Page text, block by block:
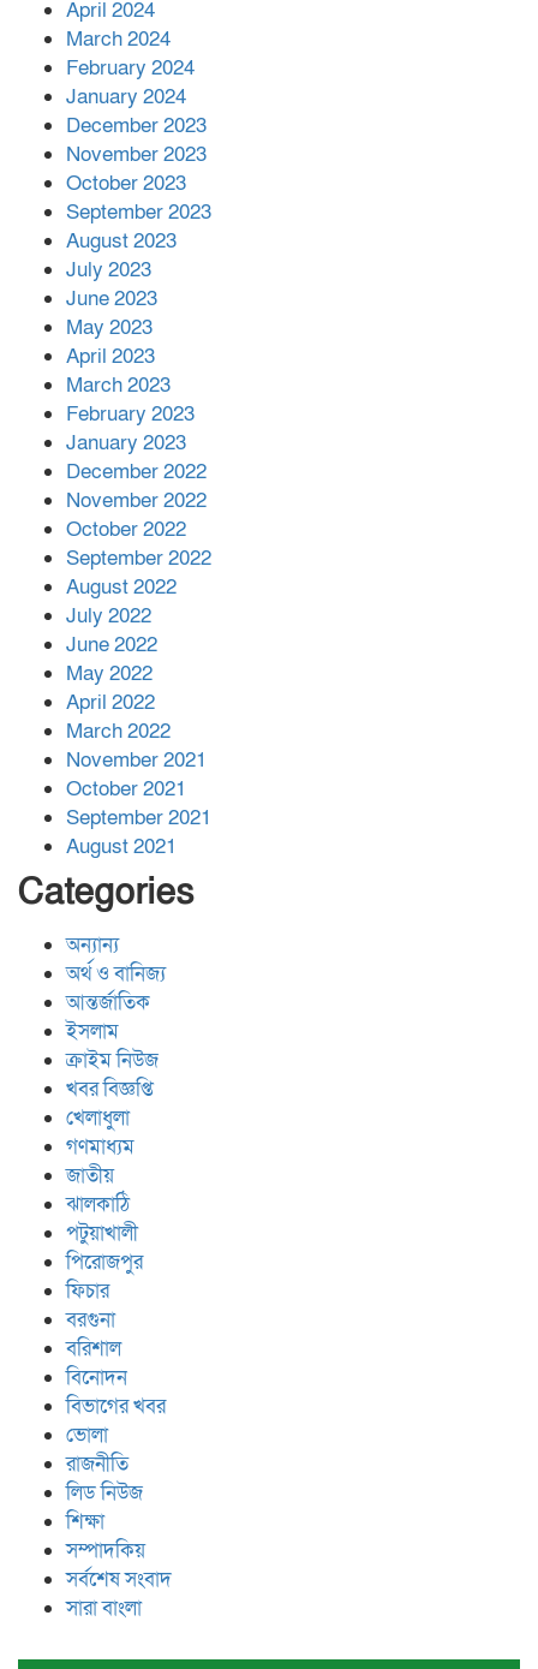
April 2024
March 2024
February 2024
January 2024
December 2023
November 2023
October 2023
September 2023
August 2023
July 2023
June 2023
May 2023
April 2023
March 2023
February 2023
January 2023
December 2022
November 2022
October 2022
September 2022
August 2022
July 2022
June 2022
May 2022
April 2022
March 2022
November 2021
October 2021
September 2021
August 2021
Categories
অন্যান্য
অর্থ ও বানিজ্য
আন্তর্জাতিক
ইসলাম
ক্রাইম নিউজ
খবর বিজ্ঞপ্তি
খেলাধুলা
গণমাধ্যম
জাতীয়
ঝালকাঠি
পটুয়াখালী
পিরোজপুর
ফিচার
বরগুনা
বরিশাল
বিনোদন
বিভাগের খবর
ভোলা
রাজনীতি
লিড নিউজ
শিক্ষা
সম্পাদকিয়
সর্বশেষ সংবাদ
সারা বাংলা